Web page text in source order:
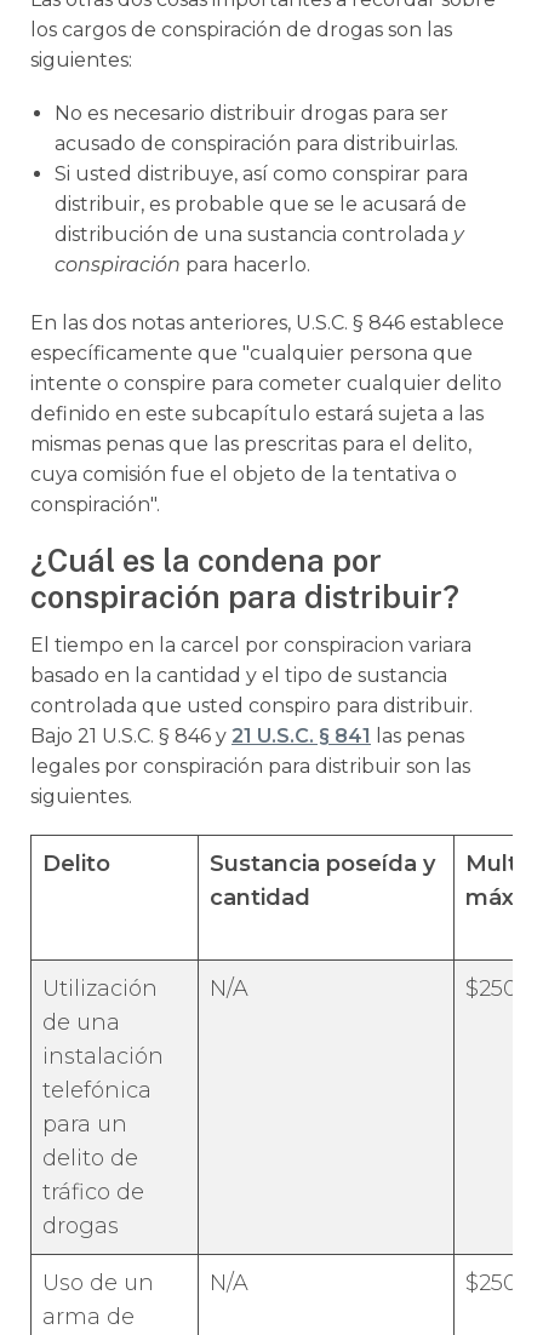
los cargos de conspiración de drogas son las
siguientes:
No es necesario distribuir drogas para ser
acusado de conspiración para distribuirlas.
Si usted distribuye, así como conspirar para
distribuir, es probable que se le acusará de
distribución de una sustancia controlada y
conspiración para hacerlo.
En las dos notas anteriores, U.S.C. § 846 establece
específicamente que "cualquier persona que
intente o conspire para cometer cualquier delito
definido en este subcapítulo estará sujeta a las
mismas penas que las prescritas para el delito,
cuya comisión fue el objeto de la tentativa o
conspiración".
¿Cuál es la condena por
conspiración para distribuir?
El tiempo en la carcel por conspiracion variara
basado en la cantidad y el tipo de sustancia
controlada que usted conspiro para distribuir.
Bajo 21 U.S.C. § 846 y 21 U.S.C. § 841 las penas
legales por conspiración para distribuir son las
siguientes.
Delito
Sustancia poseída y
cantidad
Multa
Utilización
de una
instalación
telefónica
para un
delito de
tráfico de
drogas
N/A
Uso de un
arma de
N/A